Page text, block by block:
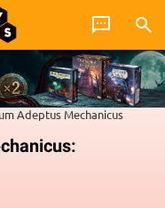
Adeptus Mechanicus